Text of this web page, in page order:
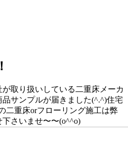
取り扱いしている二重床メーカ
サンプルが届きました(^.^)住宅
二重床orフローリング施工は弊
さいませ〜〜(o^^o)